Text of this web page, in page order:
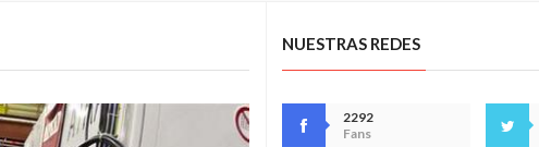
NUESTRAS REDES
2292
Fans